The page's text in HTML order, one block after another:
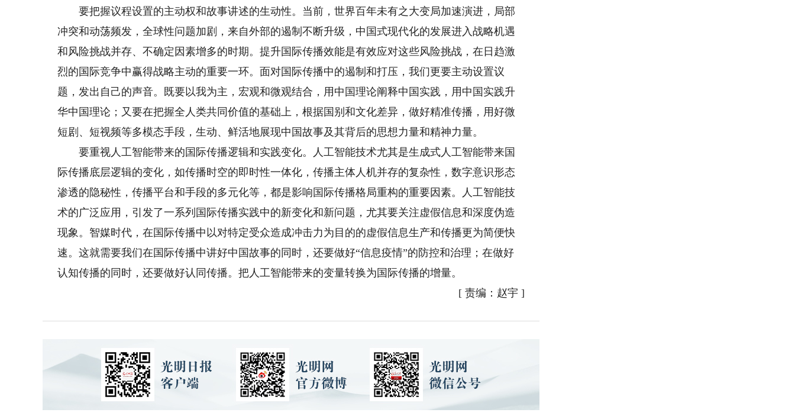
要把握议程设置的主动权和故事讲述的生动性。当前，世界百年未有之大变局加速演进，局部
冲突和动荡频发，全球性问题加剧，来自外部的遏制不断升级，中国式现代化的发展进入战略机遇
和风险挑战并存、不确定因素增多的时期。提升国际传播效能是有效应对这些风险挑战，在日趋激
烈的国际竞争中赢得战略主动的重要一环。面对国际传播中的遏制和打压，我们更要主动设置议
题，发出自己的声音。既要以我为主，宏观和微观结合，用中国理论阐释中国实践，用中国实践升
华中国理论；又要在把握全人类共同价值的基础上，根据国别和文化差异，做好精准传播，用好微
短剧、短视频等多模态手段，生动、鲜活地展现中国故事及其背后的思想力量和精神力量。
要重视人工智能带来的国际传播逻辑和实践变化。人工智能技术尤其是生成式人工智能带来国
际传播底层逻辑的变化，如传播时空的即时性一体化，传播主体人机并存的复杂性，数字意识形态
渗透的隐秘性，传播平台和手段的多元化等，都是影响国际传播格局重构的重要因素。人工智能技
术的广泛应用，引发了一系列国际传播实践中的新变化和新问题，尤其要关注虚假信息和深度伪造
现象。智媒时代，在国际传播中以对特定受众造成冲击力为目的的虚假信息生产和传播更为简便快
速。这就需要我们在国际传播中讲好中国故事的同时，还要做好“信息疫情”的防控和治理；在做好
认知传播的同时，还要做好认同传播。把人工智能带来的变量转换为国际传播的增量。
[ 责编：赵宇 ]